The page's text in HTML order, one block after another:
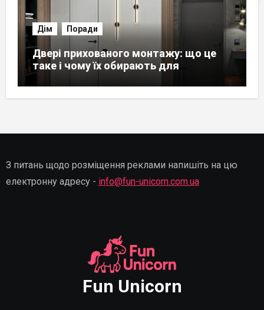
Дім Поради
Двері прихованого монтажу: що це
таке і чому їх обирають для
З питань щодо розміщення реклами напишіть на цю
електронну адресу - info@fun-unicorn.com.ua
Fun Unicorn